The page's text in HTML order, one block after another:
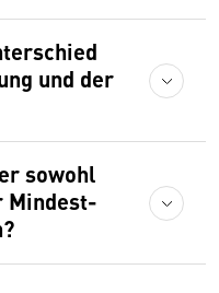
und der
sowohl
Mindest-